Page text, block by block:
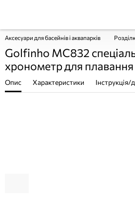
Аксесуари для басейнів і аквапарків
Golfinho MC832
хронометр для
Опис Характеристики Інструкція/